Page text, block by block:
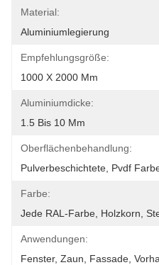
Material:
Aluminiumlegierung
Empfehlungsgröße:
1000 X 2000 Mm
Aluminiumdicke:
1.5 Bis 10 Mm
Oberflächenbehandlung:
Pulverbeschichtete, Pvdf
Farbe:
Jede RAL-Farbe, Holzkorn,
Anwendungen:
Fenster, Zaun, Fassade,